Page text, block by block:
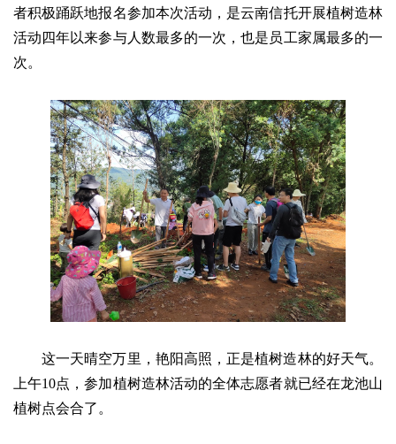
者积极踊跃地报名参加本次活动，是云南信托开展植树造林
活动四年以来参与人数最多的一次，也是员工家属最多的一
次。
这一天晴空万里，艳阳高照，正是植树造林的好天气。
上午10点，参加植树造林活动的全体志愿者就已经在龙池山
植树点会合了。